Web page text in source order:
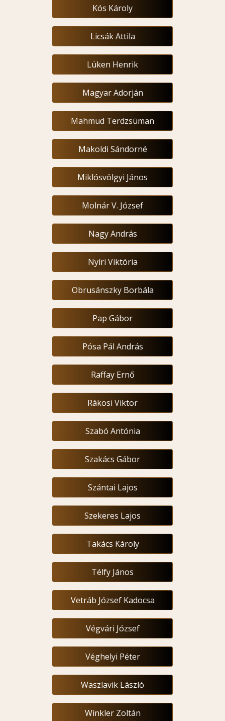
Kós Károly
Licsák Attila
Lüken Henrik
Magyar Adorján
Mahmud Terdzsüman
Makoldi Sándorné
Miklósvölgyi János
Molnár V. József
Nagy András
Nyíri Viktória
Obrusánszky Borbála
Pap Gábor
Pósa Pál András
Raffay Ernő
Rákosi Viktor
Szabó Antónia
Szakács Gábor
Szántai Lajos
Szekeres Lajos
Takács Károly
Télfy János
Vetráb József Kadocsa
Végvári József
Véghelyi Péter
Waszlavik László
Winkler Zoltán